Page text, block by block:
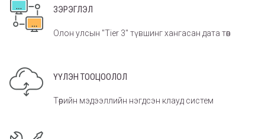
ЗЭРЭГЛЭЛ
Олон улсын "Tier 3" түвшинг хангасан дата төв
ҮҮЛЭН ТООЦООЛОЛ
Төрийн мэдээллийн нэгдсэн клауд систем